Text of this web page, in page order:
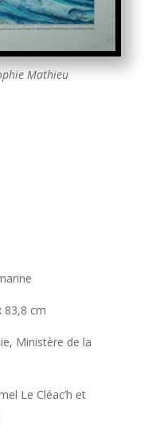
Mathieu
83,8 cm
Ministère de la
Le Cléac’h et